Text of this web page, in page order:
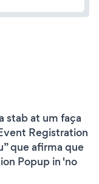
stab at um faça
Registration
que afirma que
Popup in 'no